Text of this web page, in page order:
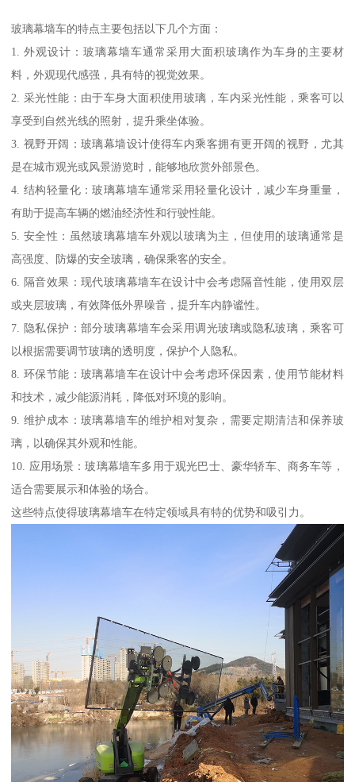
玻璃幕墙车的特点主要包括以下几个方面：
1. 外观设计：玻璃幕墙车通常采用大面积玻璃作为车身的主要材
料，外观现代感强，具有特的视觉效果。
2. 采光性能：由于车身大面积使用玻璃，车内采光性能，乘客可以
享受到自然光线的照射，提升乘坐体验。
3. 视野开阔：玻璃幕墙设计使得车内乘客拥有更开阔的视野，尤其
是在城市观光或风景游览时，能够地欣赏外部景色。
4. 结构轻量化：玻璃幕墙车通常采用轻量化设计，减少车身重量，
有助于提高车辆的燃油经济性和行驶性能。
5. 安全性：虽然玻璃幕墙车外观以玻璃为主，但使用的玻璃通常是
高强度、防爆的安全玻璃，确保乘客的安全。
6. 隔音效果：现代玻璃幕墙车在设计中会考虑隔音性能，使用双层
或夹层玻璃，有效降低外界噪音，提升车内静谧性。
7. 隐私保护：部分玻璃幕墙车会采用调光玻璃或隐私玻璃，乘客可
以根据需要调节玻璃的透明度，保护个人隐私。
8. 环保节能：玻璃幕墙车在设计中会考虑环保因素，使用节能材料
和技术，减少能源消耗，降低对环境的影响。
9. 维护成本：玻璃幕墙车的维护相对复杂，需要定期清洁和保养玻
璃，以确保其外观和性能。
10. 应用场景：玻璃幕墙车多用于观光巴士、豪华轿车、商务车等，
适合需要展示和体验的场合。
这些特点使得玻璃幕墙车在特定领域具有特的优势和吸引力。